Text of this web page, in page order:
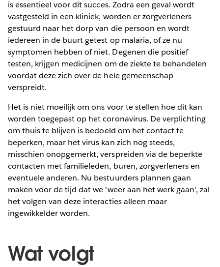
is essentieel voor dit succes. Zodra een geval wordt
vastgesteld in een kliniek, worden er zorgverleners
gestuurd naar het dorp van die persoon en wordt
iedereen in de buurt getest op malaria, of ze nu
symptomen hebben of niet. Degenen die positief
testen, krijgen medicijnen om de ziekte te behandelen
voordat deze zich over de hele gemeenschap
verspreidt.
Het is niet moeilijk om ons voor te stellen hoe dit kan
worden toegepast op het coronavirus. De verplichting
om thuis te blijven is bedoeld om het contact te
beperken, maar het virus kan zich nog steeds,
misschien onopgemerkt, verspreiden via de beperkte
contacten met familieleden, buren, zorgverleners en
eventuele anderen. Nu bestuurders plannen gaan
maken voor de tijd dat we 'weer aan het werk gaan', zal
het volgen van deze interacties alleen maar
ingewikkelder worden.
Wat volgt